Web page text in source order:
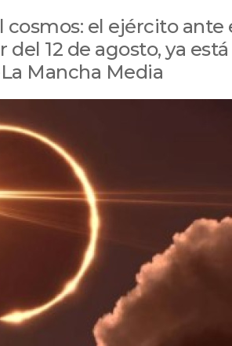
el ejército ante
12 de agosto, ya
Mancha Media